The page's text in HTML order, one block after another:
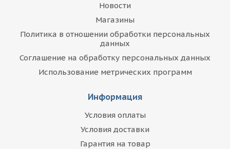
Новости
Магазины
Политика в отношении обработки персональных
данных
Соглашение на обработку персональных данных
Использование метрических программ
Информация
Условия оплаты
Условия доставки
Гарантия на товар